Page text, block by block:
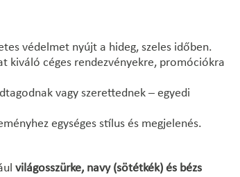
védelmet nyújt a hideg, szeles időben.
kiváló céges rendezvényekre, promóciókra
vagy szerettednek – egyedi
egységes stílus és megjelenés.
világosszürke, navy (sötétkék) és bézs